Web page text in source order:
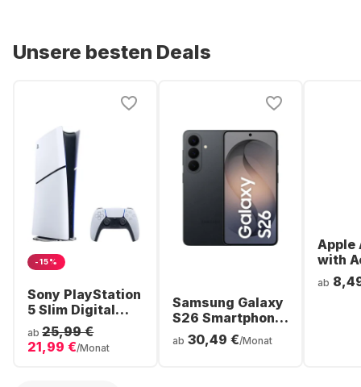
Unsere besten Deals
-15%
Sony PlayStation
5 Slim Digital
Console
ab 25,99 €
21,99 €/Monat
Samsung Galaxy
S26 Smartphone
- 256GB - Dual
SIM
ab 30,49 €/Monat
Apple
with
Noise
ab